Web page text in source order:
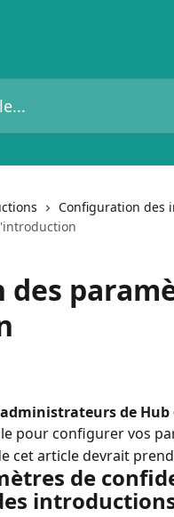
Configuration des
de Hub
pour configurer vos
cet article devrait
de